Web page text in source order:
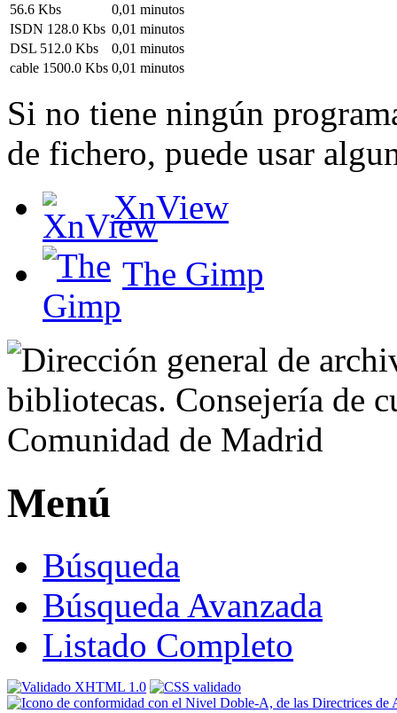
56.6 Kbs
0,01 minutos
ISDN 128.0 Kbs 0,01 minutos
DSL 512.0 Kbs
0,01 minutos
cable 1500.0 Kbs 0,01 minutos
Si no tiene ningún
de fichero, puede usar
XnView
The Gimp
Menú
Búsqueda
Búsqueda Avanzada
Listado Completo